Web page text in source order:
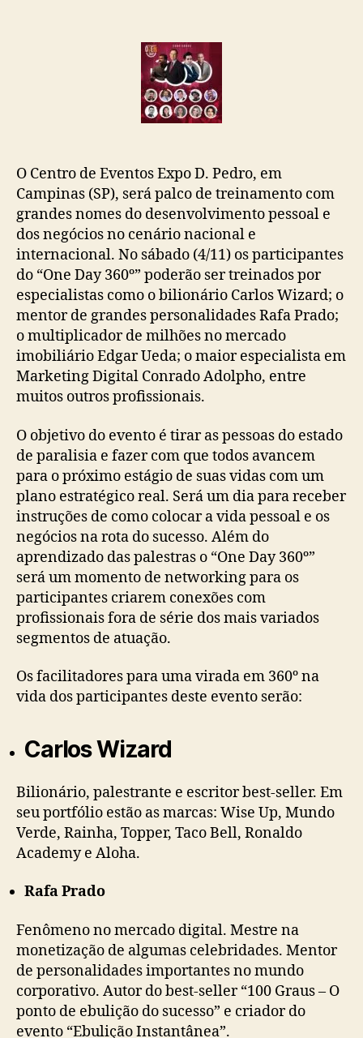
O Centro de Eventos Expo D. Pedro, em
Campinas (SP), será palco de treinamento com
grandes nomes do desenvolvimento pessoal e
dos negócios no cenário nacional e
internacional. No sábado (4/11) os participantes
do “One Day 360º” poderão ser treinados por
especialistas como o bilionário Carlos Wizard; o
mentor de grandes personalidades Rafa Prado;
o multiplicador de milhões no mercado
imobiliário Edgar Ueda; o maior especialista em
Marketing Digital Conrado Adolpho, entre
muitos outros profissionais.
O objetivo do evento é tirar as pessoas do estado
de paralisia e fazer com que todos avancem
para o próximo estágio de suas vidas com um
plano estratégico real. Será um dia para receber
instruções de como colocar a vida pessoal e os
negócios na rota do sucesso. Além do
aprendizado das palestras o “One Day 360º”
será um momento de networking para os
participantes criarem conexões com
profissionais fora de série dos mais variados
segmentos de atuação.
Os facilitadores para uma virada em 360º na
vida dos participantes deste evento serão:
Carlos Wizard
Bilionário, palestrante e escritor best-seller. Em
seu portfólio estão as marcas: Wise Up, Mundo
Verde, Rainha, Topper, Taco Bell, Ronaldo
Academy e Aloha.
Rafa Prado
Fenômeno no mercado digital. Mestre na
monetização de algumas celebridades. Mentor
de personalidades importantes no mundo
corporativo. Autor do best-seller “100 Graus – O
ponto de ebulição do sucesso” e criador do
evento “Ebulição Instantânea”.